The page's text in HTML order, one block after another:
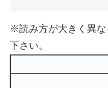
※読み方が大きく異な
下さい。